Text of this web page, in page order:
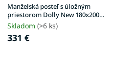
Manželská posteľ s úložným
priestorom Dolly New 180x200 -
dub craft
Skladom (>6 ks)
331 €